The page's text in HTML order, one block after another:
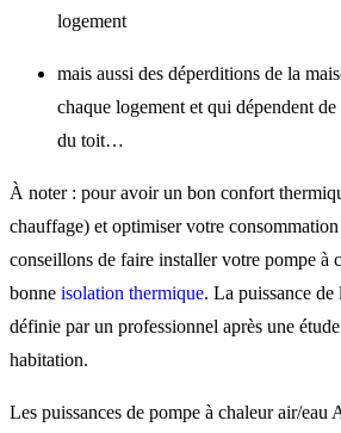
logement
mais aussi des déperditions de la
chaque logement et qui dépendent
du toit…
À noter : pour avoir un bon confort
chauffage) et optimiser votre
conseillons de faire installer votre pompe à
bonne isolation thermique. La puissance
définie par un professionnel après une
habitation.
Les puissances de pompe à chaleur air/eau